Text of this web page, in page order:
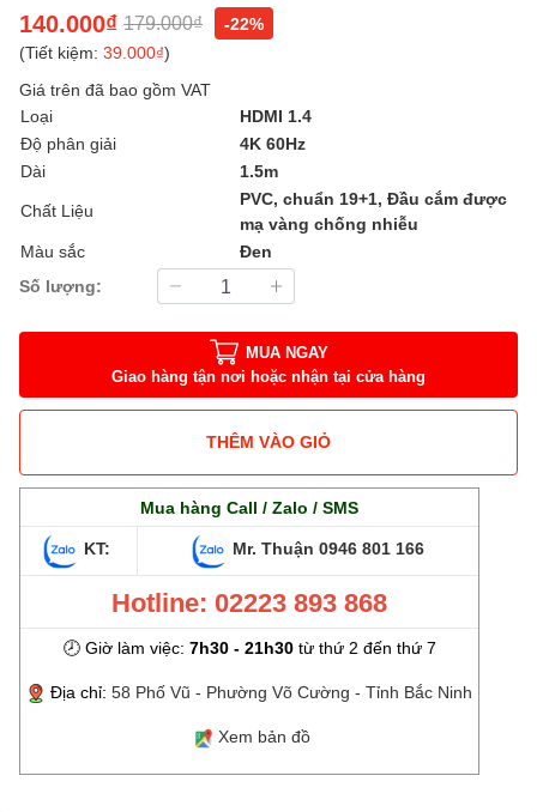
140.000₫ 179.000₫
-22%
(Tiết kiệm: 39.000₫)
Giá trên đã bao gồm VAT
Loại
HDMI 1.4
Độ phân giải
4K 60Hz
Dài
1.5m
Chất Liệu
PVC, chuẩn 19+1, Đầu cắm được
mạ vàng chống nhiễu
Màu sắc
Đen
Số lượng:
MUA NGAY
Giao hàng tận nơi hoặc nhận tại cửa hàng
THÊM VÀO GIỎ
Mua hàng Call / Zalo / SMS
KT: Mr. Thuận 0946 801 166
Hotline: 02223 893 868
🕗 Giờ làm việc: 7h30 - 21h30từ thứ 2 đến thứ 7
Địa chỉ: 58 Phố Vũ - Phường Võ Cường - Tỉnh Bắc Ninh
Xem bản đồ